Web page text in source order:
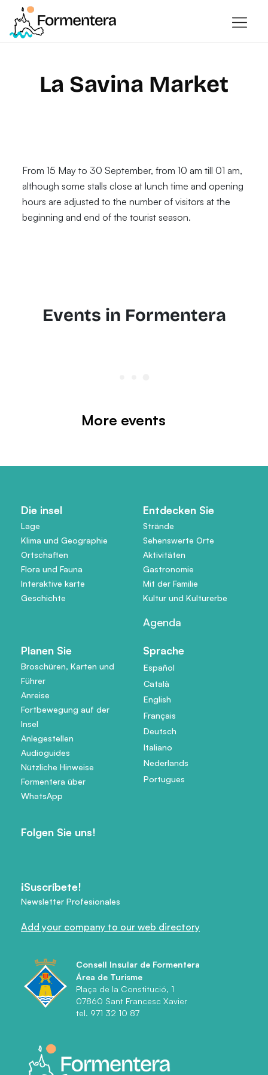
La Savina Market
From 15 May to 30 September, from 10 am till 01 am,
although some stalls close at lunch time and opening
hours are adjusted to the number of visitors at the
beginning and end of the tourist season.
Events in Formentera
More events
Die insel
Lage
Klima und Geographie
Ortschaften
Flora und Fauna
Interaktive karte
Geschichte
Entdecken Sie
Strände
Sehenswerte Orte
Aktivitäten
Gastronomie
Mit der Familie
Kultur und Kulturerbe
Agenda
Planen Sie
Broschüren, Karten und
Führer
Anreise
Fortbewegung auf der
Insel
Anlegestellen
Audioguides
Nützliche Hinweise
Formentera über
WhatsApp
Sprache
Español
Català
English
Français
Deutsch
Italiano
Nederlands
Portugues
Folgen Sie uns!
¡Suscríbete!
Newsletter Profesionales
Add your company to our web directory
Consell Insular de Formentera
Área de Turisme
Plaça de la Constitució, 1
07860 Sant Francesc Xavier
tel. 971 32 10 87